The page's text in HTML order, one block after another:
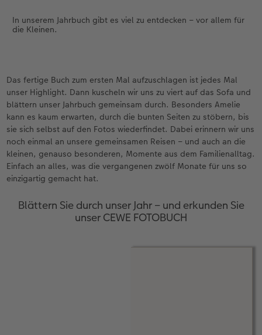
In unserem Jahrbuch gibt es viel zu entdecken – vor allem für
die Kleinen.
Das fertige Buch zum ersten Mal aufzuschlagen ist jedes Mal
unser Highlight. Dann kuscheln wir uns zu viert auf das Sofa und
blättern unser Jahrbuch gemeinsam durch. Besonders Amelie
kann es kaum erwarten, durch die bunten Seiten zu stöbern, bis
sie sich selbst auf den Fotos wiederfindet. Dabei erinnern wir uns
noch einmal an unsere gemeinsamen Reisen – und auch an die
kleinen, genauso besonderen, Momente aus dem Familienalltag.
Einfach an alles, was die vergangenen zwölf Monate für uns so
einzigartig gemacht hat.
Blättern Sie durch unser Jahr – und erkunden Sie
unser CEWE FOTOBUCH